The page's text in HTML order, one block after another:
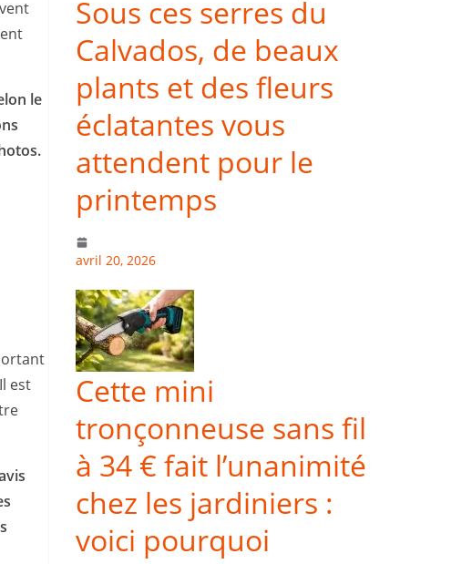
le
est
Sous ces serres du
Calvados, de beaux
plants et des fleurs
éclatantes vous
attendent pour le
printemps
avril 20, 2026
Cette mini
tronçonneuse sans fil
à 34 € fait l’unanimité
chez les jardiniers :
voici pourquoi